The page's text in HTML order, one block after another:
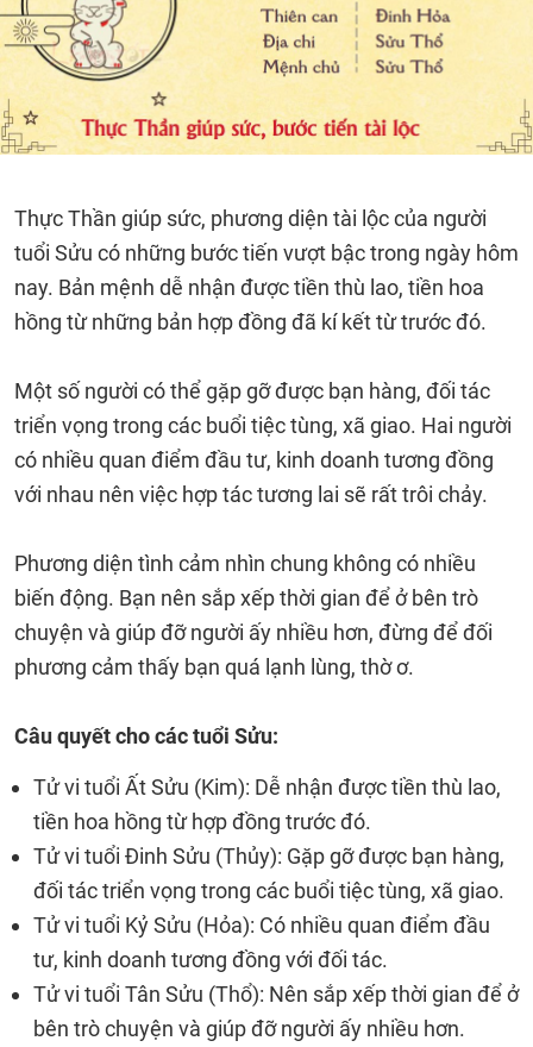
Thực Thần giúp sức, phương diện tài lộc của người
tuổi Sửu có những bước tiến vượt bậc trong ngày hôm
nay. Bản mệnh dễ nhận được tiền thù lao, tiền hoa
hồng từ những bản hợp đồng đã kí kết từ trước đó.
Một số người có thể gặp gỡ được bạn hàng, đối tác
triển vọng trong các buổi tiệc tùng, xã giao. Hai người
có nhiều quan điểm đầu tư, kinh doanh tương đồng
với nhau nên việc hợp tác tương lai sẽ rất trôi chảy.
Phương diện tình cảm nhìn chung không có nhiều
biến động. Bạn nên sắp xếp thời gian để ở bên trò
chuyện và giúp đỡ người ấy nhiều hơn, đừng để đối
phương cảm thấy bạn quá lạnh lùng, thờ ơ.
Câu quyết cho các tuổi Sửu:
Tử vi tuổi Ất Sửu (Kim): Dễ nhận được tiền thù lao,
tiền hoa hồng từ hợp đồng trước đó.
Tử vi tuổi Đinh Sửu (Thủy): Gặp gỡ được bạn hàng,
đối tác triển vọng trong các buổi tiệc tùng, xã giao.
Tử vi tuổi Kỷ Sửu (Hỏa): Có nhiều quan điểm đầu
tư, kinh doanh tương đồng với đối tác.
Tử vi tuổi Tân Sửu (Thổ): Nên sắp xếp thời gian để ở
bên trò chuyện và giúp đỡ người ấy nhiều hơn.